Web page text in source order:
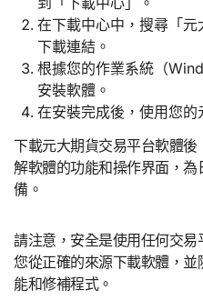
在下載中心中，搜尋「
下載連結。
根據您的作業系統（
安裝軟體。
在安裝完成後，使用您的
下載元大期貨交易平台軟體
解軟體的功能和操作界面，
備。
請注意，安全是使用任何交
您從正確的來源下載軟體，
能和修補程式。